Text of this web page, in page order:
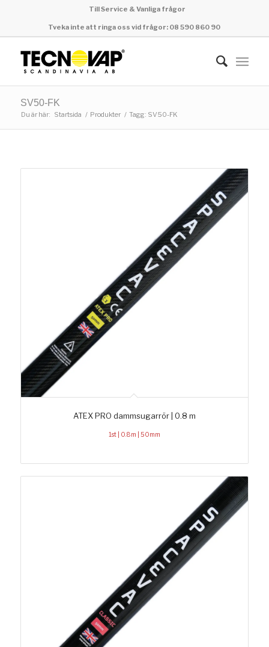
Till Service & Vanliga frågor
Tveka inte att ringa oss vid frågor: 08 590 860 90
SV50-FK
Du är här: Startsida / Produkter / Tagg: SV50-FK
ATEX PRO dammsugarrör | 0.8 m
1st | 0.8m | 50mm